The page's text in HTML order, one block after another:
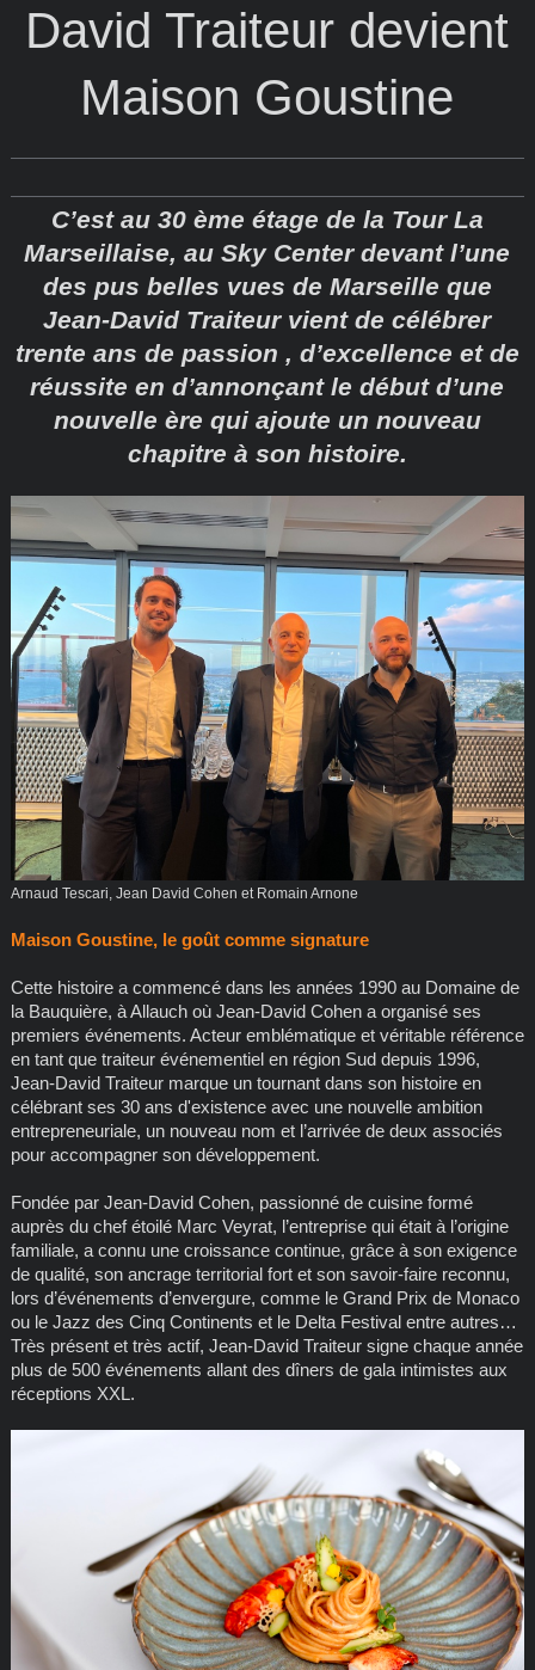
David Traiteur devient
Maison Goustine
C’est au 30 ème étage de la Tour La
Marseillaise, au Sky Center devant l’une
des pus belles vues de Marseille que
Jean-David Traiteur vient de célébrer
trente ans de passion , d’excellence et de
réussite en d’annonçant le début d’une
nouvelle ère qui ajoute un nouveau
chapitre à son histoire.
Arnaud Tescari, Jean David Cohen et Romain Arnone
Maison Goustine, le goût comme signature
Cette histoire a commencé dans les années 1990 au Domaine de
la Bauquière, à Allauch où Jean-David Cohen a organisé ses
premiers événements. Acteur emblématique et véritable référence
en tant que traiteur événementiel en région Sud depuis 1996,
Jean-David Traiteur marque un tournant dans son histoire en
célébrant ses 30 ans d'existence avec une nouvelle ambition
entrepreneuriale, un nouveau nom et l’arrivée de deux associés
pour accompagner son développement.
Fondée par Jean-David Cohen, passionné de cuisine formé
auprès du chef étoilé Marc Veyrat, l’entreprise qui était à l’origine
familiale, a connu une croissance continue, grâce à son exigence
de qualité, son ancrage territorial fort et son savoir-faire reconnu,
lors d’événements d’envergure, comme le Grand Prix de Monaco
ou le Jazz des Cinq Continents et le Delta Festival entre autres…
Très présent et très actif, Jean-David Traiteur signe chaque année
plus de 500 événements allant des dîners de gala intimistes aux
réceptions XXL.